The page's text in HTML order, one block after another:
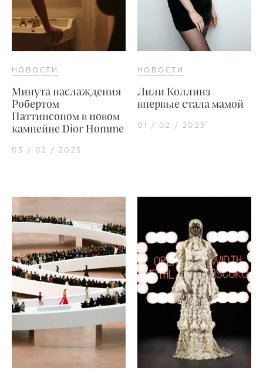
НОВОСТИ
Минута наслаждения
Робертом
Паттинсоном в новом
кампейне Dior Homme
03 / 02 / 2025
НОВОСТИ
Лили Коллинз
впервые стала мамой
01 / 02 / 2025